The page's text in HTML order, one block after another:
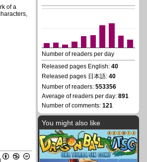
of a
Number of readers per day
Released pages English: 40
Released pages 日本語: 40
Number of readers: 553356
Average of readers per day: 891
Number of comments: 121
You might also like